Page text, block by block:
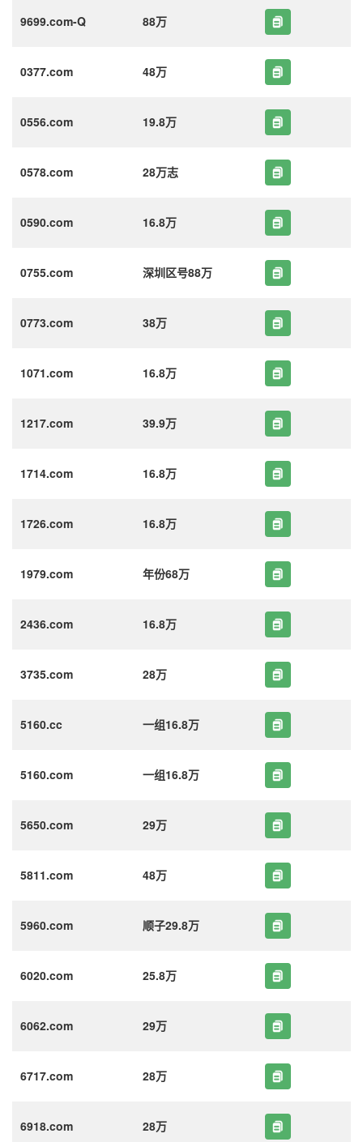
9699.com-Q 88万
0377.com 48万
0556.com 19.8万
0578.com 28万志
0590.com 16.8万
0755.com 深圳区号88万
0773.com 38万
1071.com 16.8万
1217.com 39.9万
1714.com 16.8万
1726.com 16.8万
1979.com 年份68万
2436.com 16.8万
3735.com 28万
5160.cc 一组16.8万
5160.com 一组16.8万
5650.com 29万
5811.com 48万
5960.com 顺子29.8万
6020.com 25.8万
6062.com 29万
6717.com 28万
6918.com 28万